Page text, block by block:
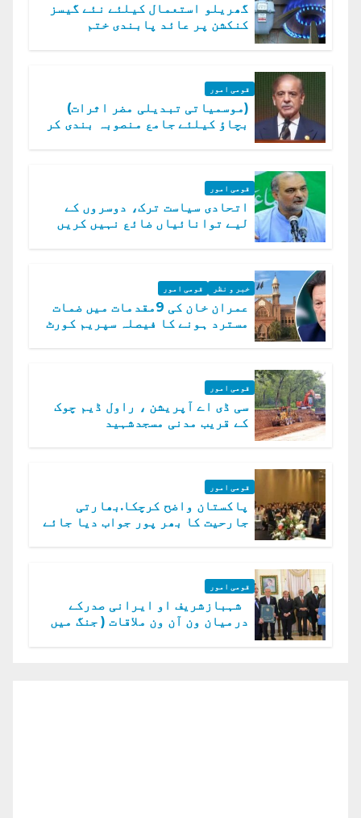
گھریلو استعمال کیلئے نئے گیسز
کنکشن پر عائد پابندی ختم
قومی امور
(موسمیاتی تبدیلی مضر اثرات)
بچاؤ کیلئے جامع منصوبہ بندی کر
قومی امور
اتحادی سیاست ترک، دوسروں کے
لیے توانائیاں ضائع نہیں کریں
خبر و نظر قومی امور
عمران خان کی 9مقدمات میں ضمات
مسترد ہونے کا فیصلہ سپریم کورٹ
قومی امور
سی ڈی اے آپریشن ، راول ڈیم چوک
کے قریب مدنی مسجدشہید
قومی امور
پاکستان واضح کرچکا.بھارتی
جارحیت کا بھر پور جواب دیا جائے
قومی امور
شہبازشریف او ایرانی صدرکے
درمیان ون آن ون ملاقات ( جنگ میں